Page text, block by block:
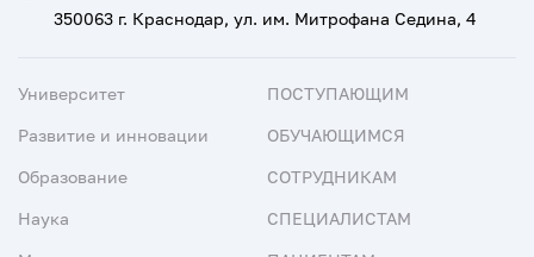
350063 г. Краснодар, ул. им. Митрофана Седина, 4
Университет
Развитие и инновации
Образование
Наука
ПОСТУПАЮЩИМ
ОБУЧАЮЩИМСЯ
СОТРУДНИКАМ
СПЕЦИАЛИСТАМ